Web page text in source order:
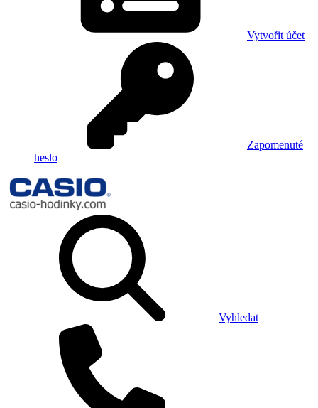
Vytvořit účet
Zapomenuté
heslo
Vyhledat